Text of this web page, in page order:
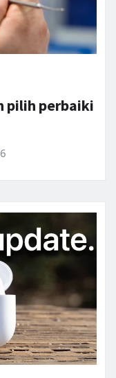
pilih perbaiki